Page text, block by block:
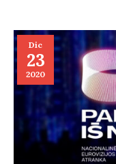
Dic
23
2020